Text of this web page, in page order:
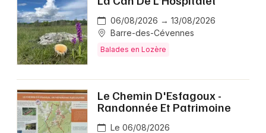
06/08/2026 → 13/08/2026
Barre-des-Cévennes
Balades en Lozère
Le Chemin D'Esfagoux -
Randonnée Et Patrimoine
Le 06/08/2026